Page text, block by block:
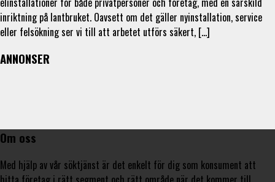
inriktning på lantbruket. Oavsett om det gäller nyinstallation, service
eller felsökning ser vi till att arbetet utförs säkert, […]
ANNONSER
Om oss
Med hjälp av vår söktjänst är det enkelt för dig som konsument att